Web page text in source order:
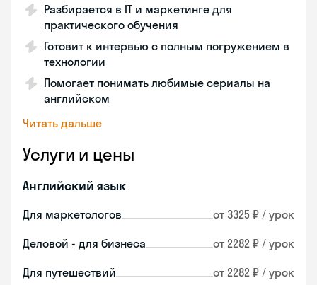
Разбирается в IT и маркетинге для
практического обучения
Готовит к интервью с полным погружением в
технологии
Помогает понимать любимые сериалы на
английском
Читать дальше
Услуги и цены
Английский язык
Для маркетологов от 3325 ₽ / урок
Деловой - для бизнеса от 2282 ₽ / урок
Для путешествий от 2282 ₽ / урок